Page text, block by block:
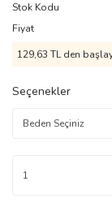
Stok Kodu
Fiyat
129,63 TL den
Seçenekler